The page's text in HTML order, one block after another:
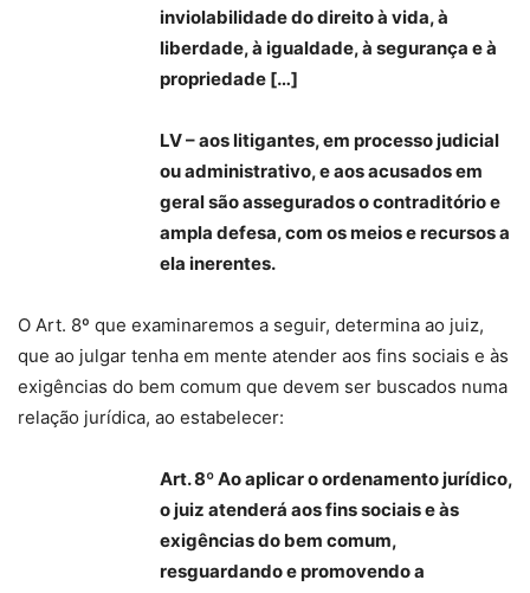
inviolabilidade do direito à vida, à
liberdade, à igualdade, à segurança e à
propriedade […]
LV – aos litigantes, em processo judicial
ou administrativo, e aos acusados em
geral são assegurados o contraditório e
ampla defesa, com os meios e recursos a
ela inerentes.
O Art. 8º que examinaremos a seguir, determina ao juiz,
que ao julgar tenha em mente atender aos fins sociais e às
exigências do bem comum que devem ser buscados numa
relação jurídica, ao estabelecer:
Art. 8º Ao aplicar o ordenamento jurídico,
o juiz atenderá aos fins sociais e às
exigências do bem comum,
resguardando e promovendo a